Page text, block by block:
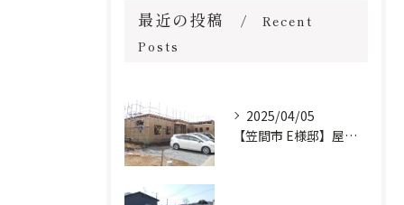
最近の投稿
Recent
Posts
2025/04/05
【笠間市 E様邸】屋根工事完了しました。